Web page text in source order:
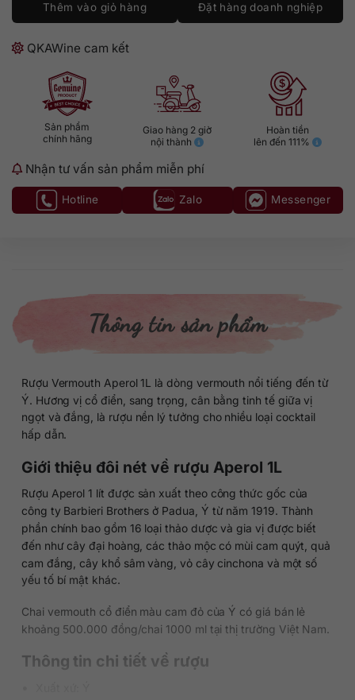
Thêm vào giỏ hàng Đặt hàng doanh nghiệp
QKAWine cam kết
Sản phẩm
chính hãng
Giao hàng 2 giờ
nội thành
Hoàn tiền
lên đến 111%
Nhận tư vấn sản phẩm miễn phí
Hotline Zalo Messenger
Thông tin sản phẩm
Rượu Vermouth Aperol 1L là dòng vermouth nổi tiếng đến từ
Ý. Hương vị cổ điển, sang trọng, cân bằng tinh tế giữa vị
ngọt và đắng, là rượu nền lý tưởng cho nhiều loại cocktail
hấp dẫn.
Giới thiệu đôi nét về rượu Aperol 1L
Rượu Aperol 1 lít được sản xuất theo công thức gốc của
công ty Barbieri Brothers ở Padua, Ý từ năm 1919. Thành
phần chính bao gồm 16 loại thảo dược và gia vị được biết
đến như cây đại hoàng, các thảo mộc có mùi cam quýt, quả
cam đắng, cây khổ sâm vàng, vỏ cây cinchona và một số
yếu tố bí mật khác.
Chai vermouth cổ điển màu cam đỏ của Ý có giá bán lẻ
khoảng 500.000 đồng/chai 1000 ml tại thị trường Việt Nam.
Thông tin chi tiết về rượu